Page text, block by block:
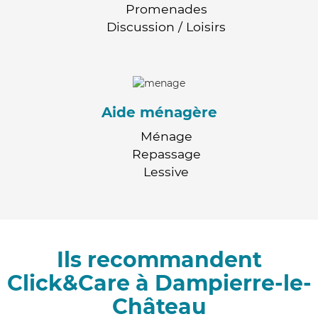
Promenades
Discussion / Loisirs
Aide ménagère
Ménage
Repassage
Lessive
Ils recommandent
Click&Care à Dampierre-le-
Château